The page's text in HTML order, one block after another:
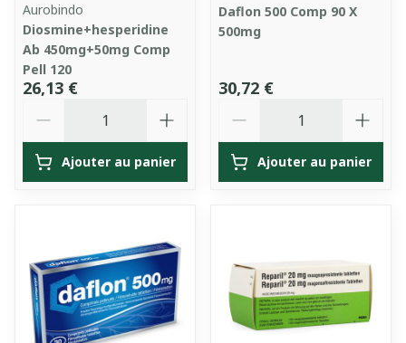
Aurobindo
Diosmine+hesperidine
Ab 450mg+50mg Comp
Pell 120
26,13 €
Ajouter au panier
Daflon 500 Comp 90 X
500mg
30,72 €
Ajouter au panier